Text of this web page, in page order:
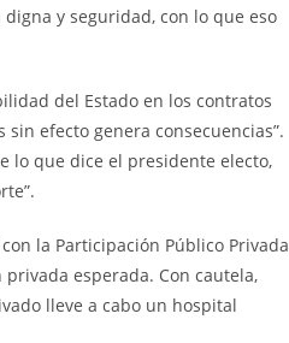
y seguridad, con lo que eso
del Estado en los contratos
efecto genera consecuencias”.
lo que dice el presidente electo,
la Participación Público Privada
esperada. Con cautela,
lleve a cabo un hospital